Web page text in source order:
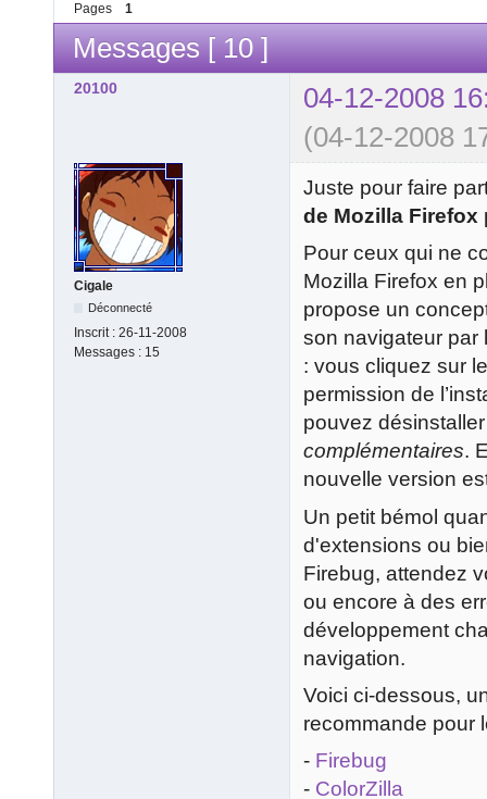
Pages 1
Messages [ 10 ]
20100
04-12-2008
(04-12-2008
Cigale
Déconnecté
Inscrit : 26-11-2008
Messages : 15
Juste pour faire
de Mozilla Firefox
Pour ceux qui ne
Mozilla Firefox en
propose un
son navigateur par
: vous cliquez sur
permission de
pouvez
complémentaires.
nouvelle version
Un petit bémol
d'extensions ou
Firebug, attendez
ou encore à des
développement
navigation.
Voici ci-dessous,
recommande pour
- Firebug
- ColorZilla